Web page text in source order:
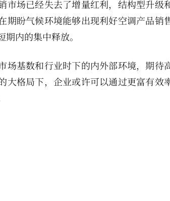
市场已经失去了增量红利，结构型升
期盼气候环境能够出现利好空调产品
内的集中释放。
场基数和行业时下的内外部环境，期
大格局下，企业或许可以通过更富有